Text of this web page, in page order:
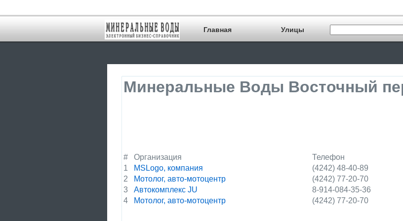
Главная Улицы
Минеральные Воды Восточный
# Организация Телефон
1
MSLogo, компания (4242) 48-40-89
2
Мотолог, авто-мотоцентр (4242) 77-20-70
3
Автокомплекс JU 8-914-084-35-36
4
Мотолог, авто-мотоцентр (4242) 77-20-70